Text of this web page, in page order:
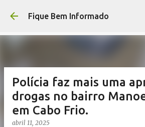
Pular para o conteúdo
Fique Bem Informado
Polícia faz mais uma
drogas no bairro
em Cabo Frio.
abril 11, 2025